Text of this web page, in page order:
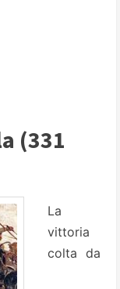
(331
La
vittoria
colta da